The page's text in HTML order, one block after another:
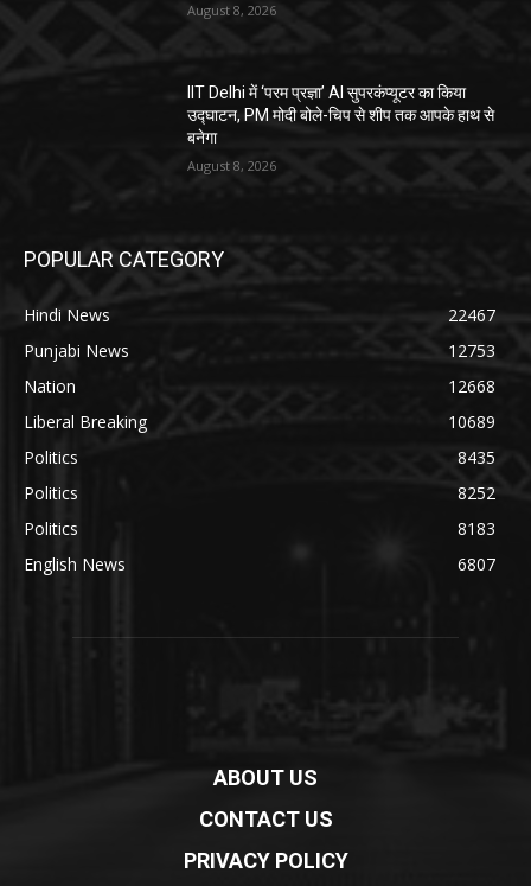
August 8, 2026
IIT Delhi में ‘परम प्रज्ञा’ AI सुपरकंप्यूटर का किया
उद्घाटन, PM मोदी बोले-चिप से शीप तक आपके हाथ से
बनेगा
August 8, 2026
POPULAR CATEGORY
Hindi News
22467
Punjabi News
12753
Nation
12668
Liberal Breaking
10689
Politics
8435
Politics
8252
Politics
8183
English News
6807
ABOUT US
CONTACT US
PRIVACY POLICY